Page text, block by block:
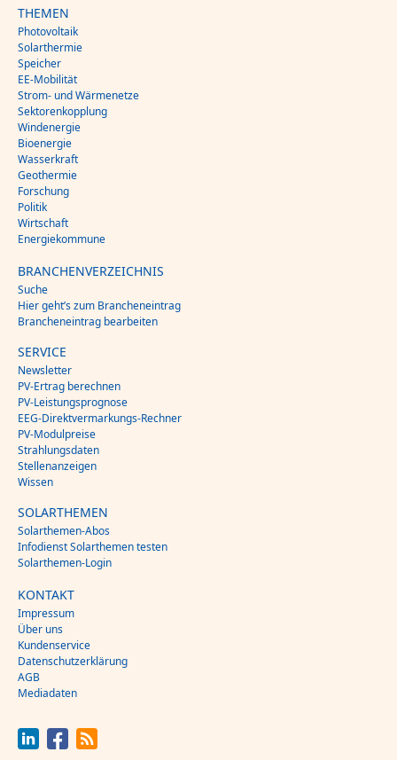
THEMEN
Photovoltaik
Solarthermie
Speicher
EE-Mobilität
Strom- und Wärmenetze
Sektorenkopplung
Windenergie
Bioenergie
Wasserkraft
Geothermie
Forschung
Politik
Wirtschaft
Energiekommune
BRANCHENVERZEICHNIS
Suche
Hier geht’s zum Brancheneintrag
Brancheneintrag bearbeiten
SERVICE
Newsletter
PV-Ertrag berechnen
PV-Leistungsprognose
EEG-Direktvermarkungs-Rechner
PV-Modulpreise
Strahlungsdaten
Stellenanzeigen
Wissen
SOLARTHEMEN
Solarthemen-Abos
Infodienst Solarthemen testen
Solarthemen-Login
KONTAKT
Impressum
Über uns
Kundenservice
Datenschutzerklärung
AGB
Mediadaten